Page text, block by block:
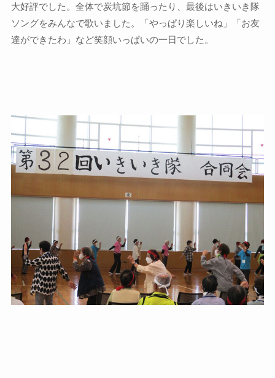
大好評でした。全体で炭坑節を踊ったり、最後はいきいき隊
ソングをみんなで歌いました。「やっぱり楽しいね」「お友
達ができたわ」など笑顔いっぱいの一日でした。